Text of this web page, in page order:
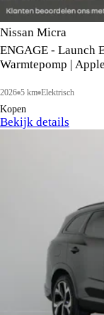
Nissan Micra
ENGAGE - Launch
Warmtepomp |
2026 5 km Elektrisch
Kopen
Bekijk details